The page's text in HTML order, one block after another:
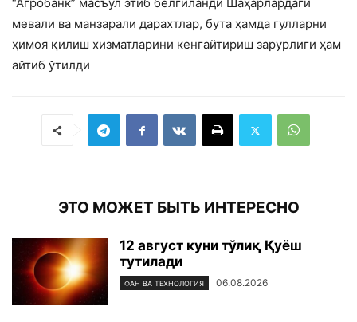
мевали ва манзарали дарахтлар, бута ҳамда гулларни
ҳимоя қилиш хизматларини кенгайтириш зарурлиги ҳам
айтиб ўтилди
ЭТО МОЖЕТ БЫТЬ ИНТЕРЕСНО
12 август куни тўлиқ Қуёш
тутилади
ФАН ВА ТЕХНОЛОГИЯ 06.08.2026